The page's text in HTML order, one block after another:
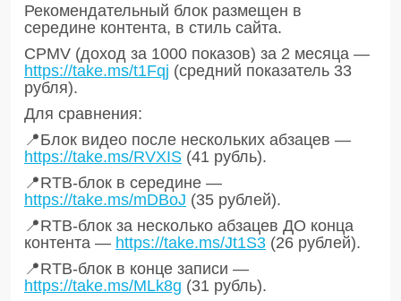
Рекомендательный блок размещен в
середине контента, в стиль сайта.
CPMV (доход за 1000 показов) за 2 месяца —
https://take.ms/t1Fqj (средний показатель 33
рубля).
Для сравнения:
📍Блок видео после нескольких абзацев —
https://take.ms/RVXIS (41 рубль).
📍RTB-блок в середине —
https://take.ms/mDBoJ (35 рублей).
📍RTB-блок за несколько абзацев ДО конца
контента — https://take.ms/Jt1S3 (26 рублей).
📍RTB-блок в конце записи —
https://take.ms/MLk8g (31 рубль).